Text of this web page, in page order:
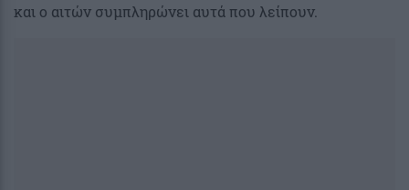
και ο αιτών συμπληρώνει αυτά που λείπουν.